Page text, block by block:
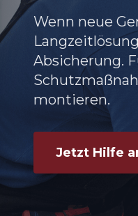
Wenn neue
Absicherung.
montieren.
Jetzt Hilfe